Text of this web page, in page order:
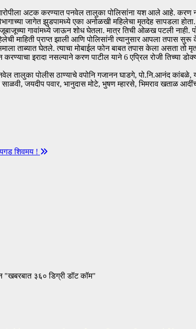
अटक करण्यात पनवेल तालुका पोलिसांना यश आले आहे. करण
जागेत झुडपामध्ये एका अनोळखी महिलेचा मृतदेह सापडला
गावांमध्ये जाऊन शोध घेतला. मात्र तिची ओळख पटली नाही.
माहिती प्राप्त झाली आणि पोलिसांनी त्यानुसार आपला तपास सुरू
ताब्यात घेतले. त्याचा मोबाईल फोन बाबत तपास केला असता
करण्याचा इरादा नसल्याने करण पाटील याने 6 एप्रिल रोजी
तालुका पोलीस ठाण्याचे वपोनि गजानन घाडगे, पो.नि.आनंद
जयदीप पवार, भानुदास मोटे, भुषण म्हारसे, भिमराव खताळ आदींच्या
शिवमय !
"खबरबात ३६० डिग्री डॉट कॉम"